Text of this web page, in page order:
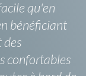
qu'en
bénéficiant
confortables